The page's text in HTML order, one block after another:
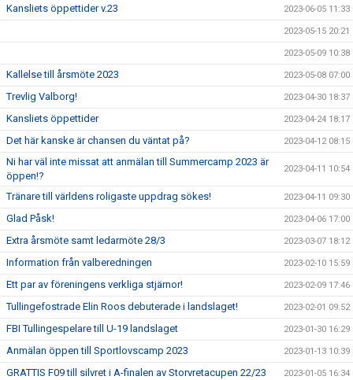
Kansliets öppettider v.23 2023-06-05 11:33
2023-05-15 20:21
2023-05-09 10:38
Kallelse till årsmöte 2023 2023-05-08 07:00
Trevlig Valborg! 2023-04-30 18:37
Kansliets öppettider 2023-04-24 18:17
Det här kanske är chansen du väntat på? 2023-04-12 08:15
Ni har väl inte missat att anmälan till Summercamp 2023 är
öppen!?
2023-04-11 10:54
Tränare till världens roligaste uppdrag sökes! 2023-04-11 09:30
Glad Påsk! 2023-04-06 17:00
Extra årsmöte samt ledarmöte 28/3 2023-03-07 18:12
Information från valberedningen 2023-02-10 15:59
Ett par av föreningens verkliga stjärnor! 2023-02-09 17:46
Tullingefostrade Elin Roos debuterade i landslaget! 2023-02-01 09:52
FBI Tullingespelare till U-19 landslaget 2023-01-30 16:29
Anmälan öppen till Sportlovscamp 2023 2023-01-13 10:39
GRATTIS F09 till silvret i A-finalen av Storvretacupen 22/23 2023-01-05 16:34